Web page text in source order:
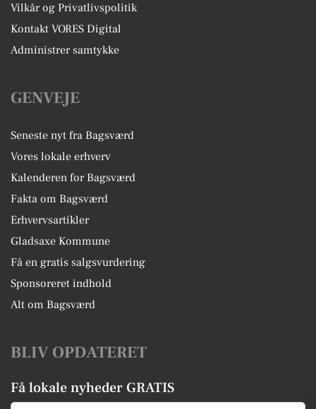
Vilkår og Privatlivspolitik
Kontakt VORES Digital
Administrer samtykke
GENVEJE
Seneste nyt fra Bagsværd
Vores lokale erhverv
Kalenderen for Bagsværd
Fakta om Bagsværd
Erhvervsartikler
Gladsaxe Kommune
Få en gratis salgsvurdering
Sponsoreret indhold
Alt om Bagsværd
BLIV OPDATERET
Få lokale nyheder GRATIS